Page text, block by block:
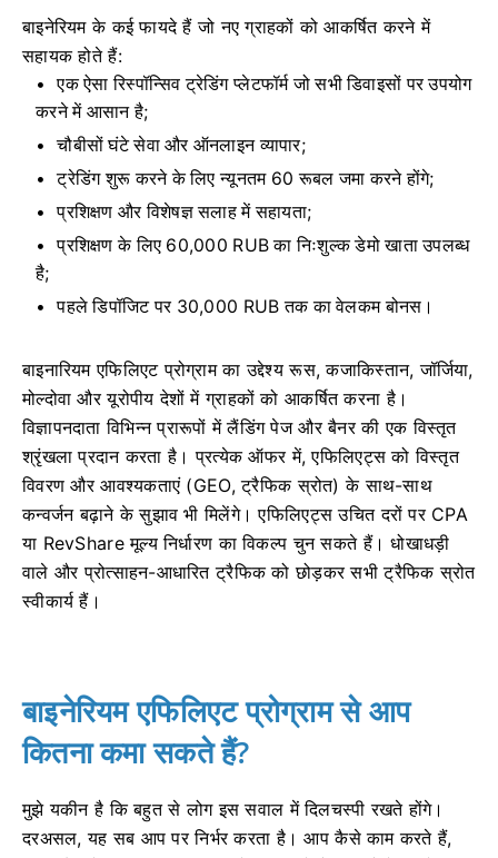
बाइनेरियम के कई फायदे हैं जो नए ग्राहकों को आकर्षित करने में
सहायक होते हैं:
एक ऐसा रिस्पॉन्सिव ट्रेडिंग प्लेटफॉर्म जो सभी डिवाइसों पर उपयोग
करने में आसान है;
चौबीसों घंटे सेवा और ऑनलाइन व्यापार;
ट्रेडिंग शुरू करने के लिए न्यूनतम 60 रूबल जमा करने होंगे;
प्रशिक्षण और विशेषज्ञ सलाह में सहायता;
प्रशिक्षण के लिए 60,000 RUB का निःशुल्क डेमो खाता उपलब्ध
है;
पहले डिपॉजिट पर 30,000 RUB तक का वेलकम बोनस।
बाइनारियम एफिलिएट प्रोग्राम का उद्देश्य रूस, कजाकिस्तान, जॉर्जिया,
मोल्दोवा और यूरोपीय देशों में ग्राहकों को आकर्षित करना है।
विज्ञापनदाता विभिन्न प्रारूपों में लैंडिंग पेज और बैनर की एक विस्तृत
श्रृंखला प्रदान करता है। प्रत्येक ऑफर में, एफिलिएट्स को विस्तृत
विवरण और आवश्यकताएं (GEO, ट्रैफिक स्रोत) के साथ-साथ
कन्वर्जन बढ़ाने के सुझाव भी मिलेंगे। एफिलिएट्स उचित दरों पर CPA
या RevShare मूल्य निर्धारण का विकल्प चुन सकते हैं। धोखाधड़ी
वाले और प्रोत्साहन-आधारित ट्रैफिक को छोड़कर सभी ट्रैफिक स्रोत
स्वीकार्य हैं।
बाइनेरियम एफिलिएट प्रोग्राम से आप
कितना कमा सकते हैं?
मुझे यकीन है कि बहुत से लोग इस सवाल में दिलचस्पी रखते होंगे।
दरअसल, यह सब आप पर निर्भर करता है। आप कैसे काम करते हैं,